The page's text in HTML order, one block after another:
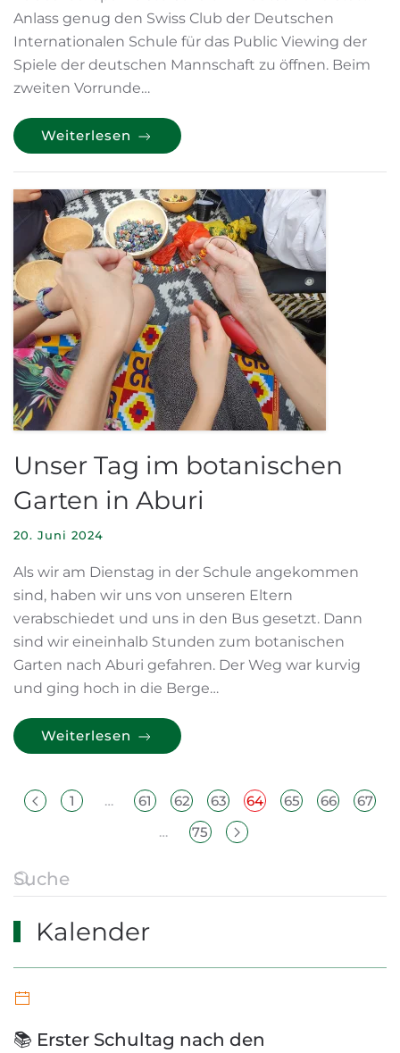
Anlass genug den Swiss Club der Deutschen
Internationalen Schule für das Public Viewing der
Spiele der deutschen Mannschaft zu öffnen. Beim
zweiten Vorrunde…
Weiterlesen
Unser Tag im botanischen
Garten in Aburi
20. Juni 2024
Als wir am Dienstag in der Schule angekommen
sind, haben wir uns von unseren Eltern
verabschiedet und uns in den Bus gesetzt. Dann
sind wir eineinhalb Stunden zum botanischen
Garten nach Aburi gefahren. Der Weg war kurvig
und ging hoch in die Berge…
Weiterlesen
1 … 61 62 63 64 65 66
67
…
75
Kalender
📚 Erster Schultag nach den